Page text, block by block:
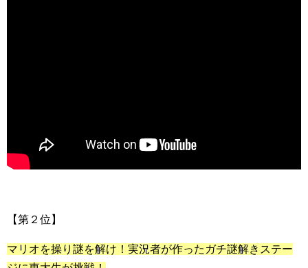
【第２位】
マリオを操り謎を解け！実況者が作ったガチ謎解きステー